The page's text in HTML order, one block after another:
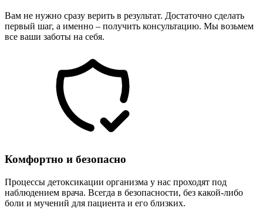
Вам не нужно сразу верить в результат. Достаточно сделать
первый шаг, а именно – получить консультацию. Мы возьмем
все ваши заботы на себя.
Комфортно и безопасно
Процессы детоксикации организма у нас проходят под
наблюдением врача. Всегда в безопасности, без какой-либо
боли и мучений для пациента и его близких.